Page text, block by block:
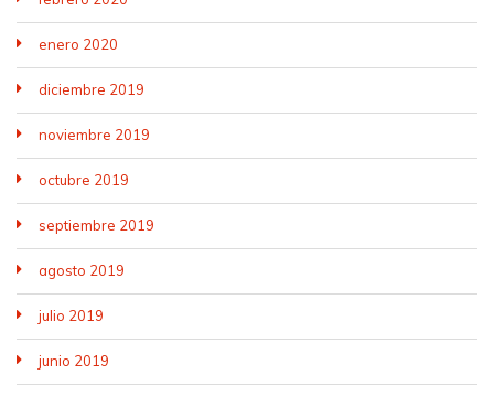
enero 2020
diciembre 2019
noviembre 2019
octubre 2019
septiembre 2019
agosto 2019
julio 2019
junio 2019